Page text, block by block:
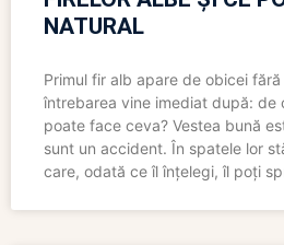
NATURAL
Primul fir alb apare de obicei
întrebarea vine imediat după: de
poate face ceva? Vestea bună
sunt un accident. În spatele lor
care, odată ce îl înțelegi, îl poți